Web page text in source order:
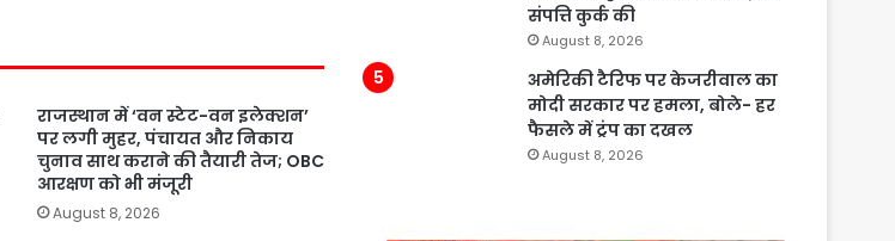
राजस्थान में ‘वन स्टेट-वन इलेक्शन’
पर लगी मुहर, पंचायत और निकाय
चुनाव साथ कराने की तैयारी तेज; OBC
आरक्षण को भी मंजूरी
August 8, 2026
संपत्ति कुर्क की
August 8, 2026
अमेरिकी टैरिफ पर केजरीवाल का
मोदी सरकार पर हमला, बोले- हर
फैसले में ट्रंप का दखल
August 8, 2026